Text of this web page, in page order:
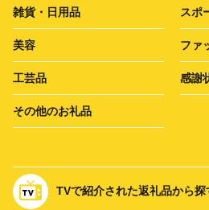
雑貨・日用品 スポ
美容 ファ
工芸品 感謝
その他のお礼品
TVで紹介された返礼品から探